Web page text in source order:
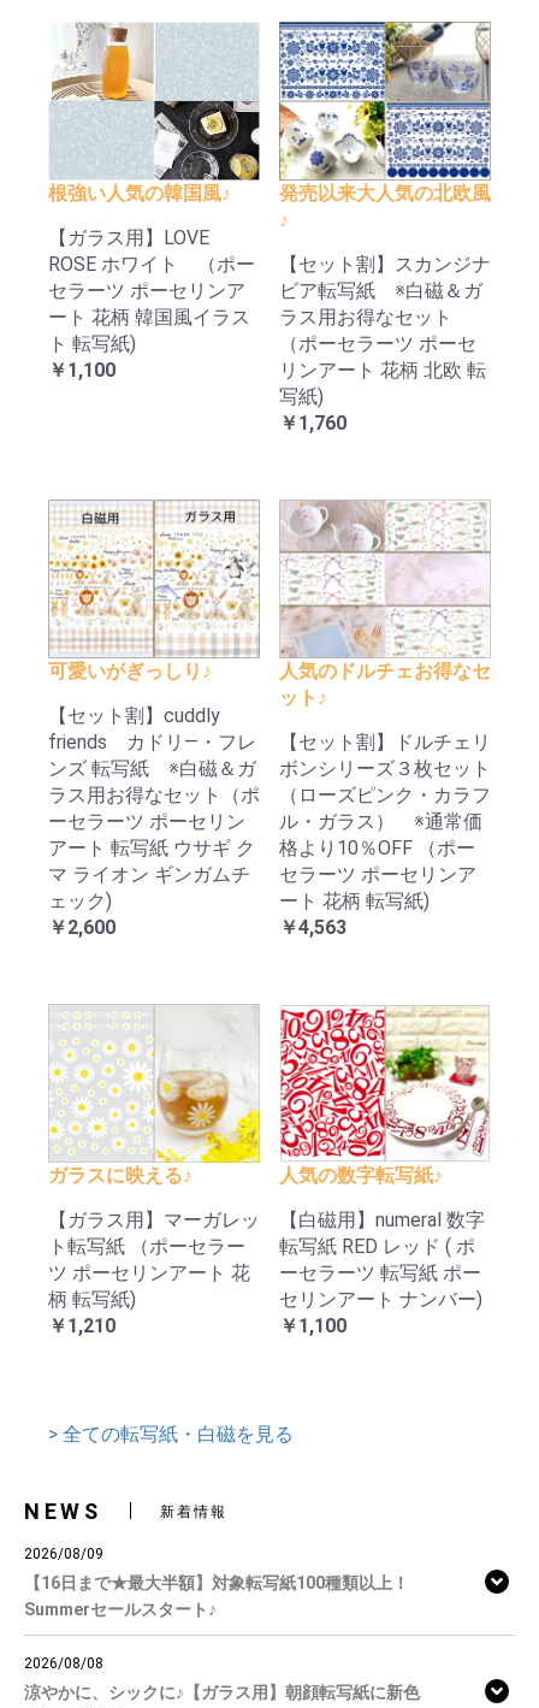
根強い人気の韓国風♪
【ガラス用】LOVE
ROSE ホワイト （ポー
セラーツ ポーセリンア
ート 花柄 韓国風イラス
ト 転写紙)
￥1,100
発売以来大人気の北欧風
♪
【セット割】スカンジナ
ビア転写紙 ※白磁＆ガ
ラス用お得なセット
（ポーセラーツ ポーセ
リンアート 花柄 北欧 転
写紙)
￥1,760
可愛いがぎっしり♪
【セット割】cuddly
friends カドリ―・フレ
ンズ 転写紙 ※白磁＆ガ
ラス用お得なセット（ポ
ーセラーツ ポーセリン
アート 転写紙 ウサギ ク
マ ライオン ギンガムチ
ェック)
￥2,600
人気のドルチェお得なセ
ット♪
【セット割】ドルチェリ
ボンシリーズ３枚セット
（ローズピンク・カラフ
ル・ガラス） ※通常価
格より10％OFF （ポー
セラーツ ポーセリンア
ート 花柄 転写紙)
￥4,563
ガラスに映える♪
【ガラス用】マーガレッ
ト転写紙 （ポーセラー
ツ ポーセリンアート 花
柄 転写紙)
￥1,210
人気の数字転写紙♪
【白磁用】numeral 数字
転写紙 RED レッド ( ポ
ーセラーツ 転写紙 ポー
セリンアート ナンバー)
￥1,100
> 全ての転写紙・白磁を見る
NEWS 新着情報
2026/08/09
【16日まで★最大半額】対象転写紙100種類以上！
Summerセールスタート♪
2026/08/08
涼やかに、シックに♪【ガラス用】朝顔転写紙に新色